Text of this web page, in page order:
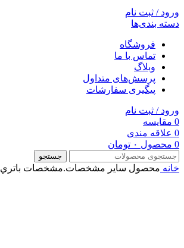
ورود / ثبت نام
دسته بندی‌ها
فروشگاه
تماس با ما
وبلاگ
پرسش‌های متداول
پیگیری سفارشات
ورود / ثبت نام
0 مقایسه
0 علاقه مندی
0 محصول ۰ تومان
جستجو
خانه محصول ساير مشخصات.مشخصات باتري